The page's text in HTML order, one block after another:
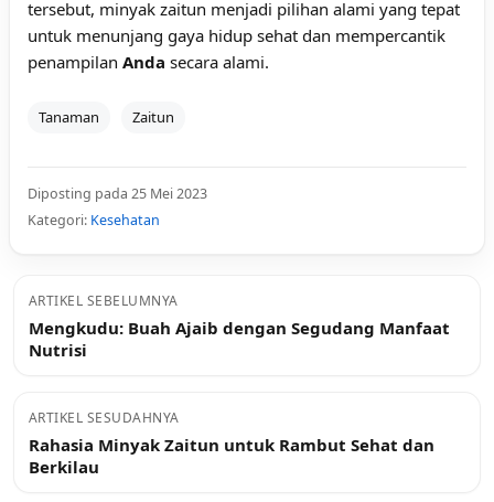
tersebut, minyak zaitun menjadi pilihan alami yang tepat
untuk menunjang gaya hidup sehat dan mempercantik
penampilan Anda secara alami.
Tanaman Zaitun
Diposting pada 25 Mei 2023
Kategori: Kesehatan
ARTIKEL SEBELUMNYA
Mengkudu: Buah Ajaib dengan Segudang Manfaat
Nutrisi
ARTIKEL SESUDAHNYA
Rahasia Minyak Zaitun untuk Rambut Sehat dan
Berkilau